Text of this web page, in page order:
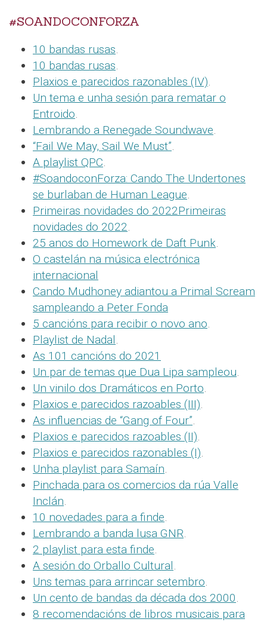
#SOANDOCONFORZA
10 bandas rusas.
10 bandas rusas.
Plaxios e parecidos razonables (IV).
Un tema e unha sesión para rematar o
Entroido.
Lembrando a Renegade Soundwave.
“Fail We May, Sail We Must”.
A playlist QPC.
#SoandoconForza: Cando The Undertones
se burlaban de Human League.
Primeiras novidades do 2022Primeiras
novidades do 2022.
25 anos do Homework de Daft Punk.
O castelán na música electrónica
internacional
Cando Mudhoney adiantou a Primal Scream
sampleando a Peter Fonda
5 cancións para recibir o novo ano.
Playlist de Nadal.
As 101 cancións do 2021
Un par de temas que Dua Lipa sampleou.
Un vinilo dos Dramáticos en Porto.
Plaxios e parecidos razoables (III).
As influencias de “Gang of Four”.
Plaxios e parecidos razoables (II).
Plaxios e parecidos razonables (I).
Unha playlist para Samaín.
Pinchada para os comercios da rúa Valle
Inclán.
10 novedades para a finde.
Lembrando a banda lusa GNR.
2 playlist para esta finde.
A sesión do Orballo Cultural.
Uns temas para arrincar setembro.
Un cento de bandas da década dos 2000.
8 recomendacións de libros musicais para